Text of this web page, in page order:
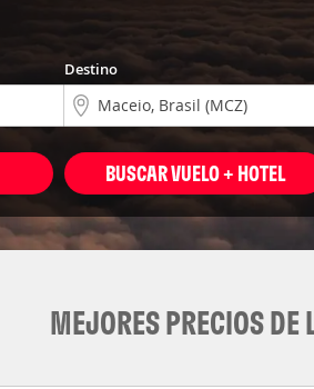
Destino
BUSCAR VUELO + HOTEL
MEJORES PRECIOS